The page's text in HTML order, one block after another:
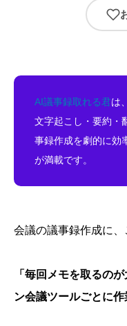
AI議事録取れる君は
文字起こし・要約・
事録作成を劇的に効
が満載です。
会議の議事録作成に
「毎回メモを取るの
ン会議ツールごとに